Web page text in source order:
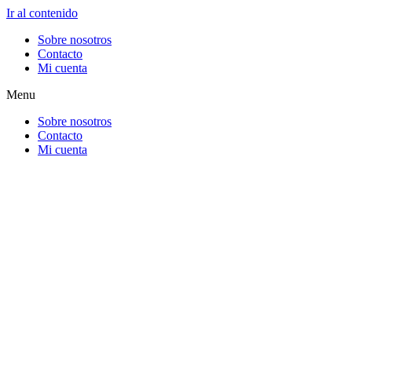
Ir al contenido
Sobre nosotros
Contacto
Mi cuenta
Menu
Sobre nosotros
Contacto
Mi cuenta